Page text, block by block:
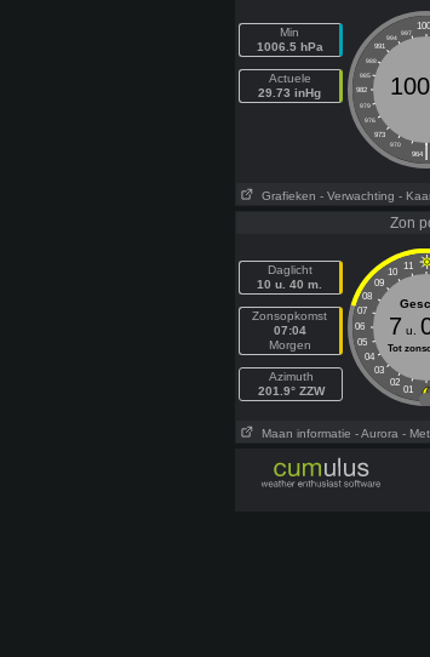
Min
1006.5 hPa
Actuele
29.73 inHg
997
994
991
988
985
982
979
976
973
970
|
964
Grafieken - Verwachting -
Zon
Daglicht
10 u. 40 m.
Zonsopkomst
07:04
Morgen
Azimuth
201.9° ZZW
11
10
09
08
07
06
05
04
03
02
01
7 u.
Tot
Maan informatie - Aurora -